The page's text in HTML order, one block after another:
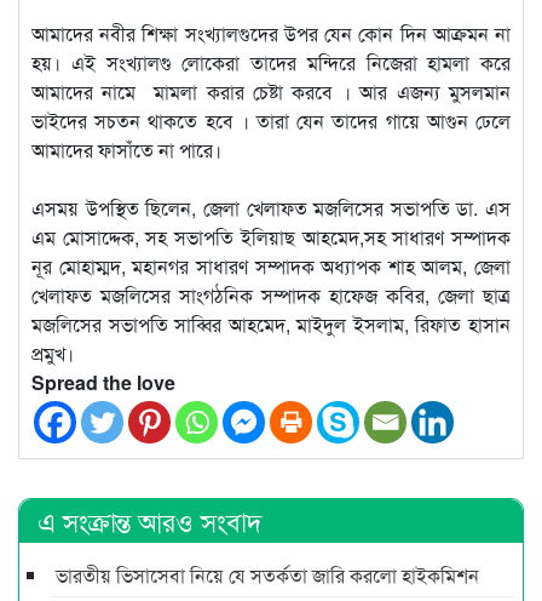
আমাদের নবীর শিক্ষা সংখ্যালগুদের উপর যেন কোন দিন আক্রমন না
হয়। এই সংখ্যালগু লোকেরা তাদের মন্দিরে নিজেরা হামলা করে
আমাদের নামে মামলা করার চেষ্টা করবে । আর এজন্য মুসলমান
ভাইদের সচতন থাকতে হবে । তারা যেন তাদের গায়ে আগুন ঢেলে
আমাদের ফাসাঁতে না পারে।
এসময় উপস্থিত ছিলেন, জেলা খেলাফত মজলিসের সভাপতি ডা. এস
এম মোসাদ্দেক, সহ সভাপতি ইলিয়াছ আহমেদ,সহ সাধারণ সম্পাদক
নূর মোহাম্মদ, মহানগর সাধারণ সম্পাদক অধ্যাপক শাহ আলম, জেলা
খেলাফত মজলিসের সাংগঠনিক সম্পাদক হাফেজ কবির, জেলা ছাত্র
মজলিসের সভাপতি সাব্বির আহমেদ, মাইদুল ইসলাম, রিফাত হাসান
প্রমুখ।
Spread the love
এ সংক্রান্ত আরও সংবাদ
ভারতীয় ভিসাসেবা নিয়ে যে সতর্কতা জারি করলো হাইকমিশন